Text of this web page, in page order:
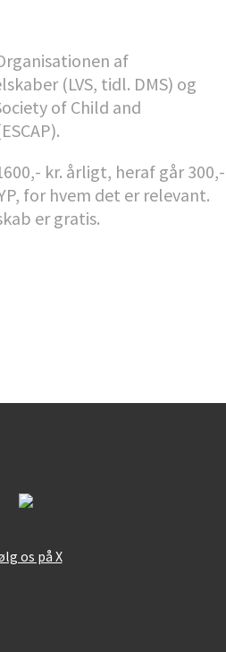
af
(LVS, tidl. DMS) og
of Child and
kr. årligt, heraf går 300,-
for hvem det er relevant.
er gratis.
os på X